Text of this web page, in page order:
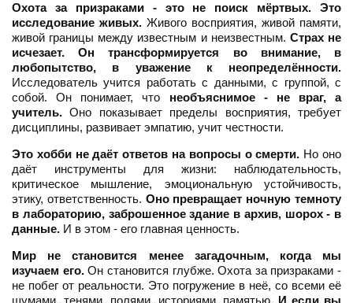
Охота за призраками - это не поиск мёртвых. Это
исследование живых. Живого восприятия, живой памяти,
живой границы между известным и неизвестным. Страх не
исчезает. Он трансформируется во внимание, в
любопытство, в уважение к неопределённости.
Исследователь учится работать с данными, с группой, с
собой. Он понимает, что необъяснимое - не враг, а
учитель. Оно показывает пределы восприятия, требует
дисциплины, развивает эмпатию, учит честности.
Это хобби не даёт ответов на вопросы о смерти. Но оно
даёт инструменты для жизни: наблюдательность,
критическое мышление, эмоциональную устойчивость,
этику, ответственность. Оно превращает ночную темноту
в лабораторию, заброшенное здание в архив, шорох - в
данные. И в этом - его главная ценность.
Мир не становится менее загадочным, когда мы
изучаем его.Он становится глубже. Охота за призраками -
не побег от реальности. Это погружение в неё, со всеми её